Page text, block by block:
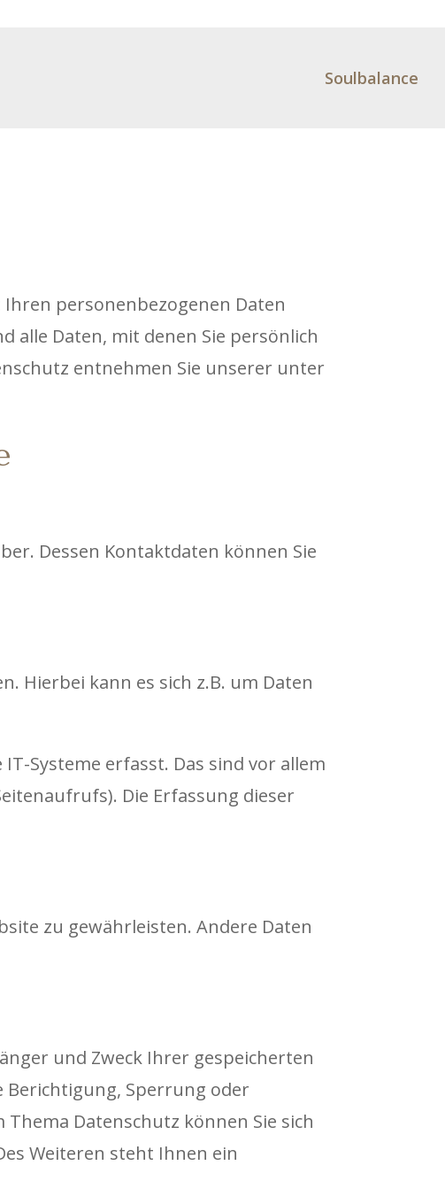
Soulbalance
personenbezogenen Daten
alle Daten, mit denen Sie persönlich
entnehmen Sie unserer unter
Dessen Kontaktdaten können Sie
Hierbei kann es sich z.B. um Daten
Systeme erfasst. Das sind vor allem
Die Erfassung dieser
zu gewährleisten. Andere Daten
und Zweck Ihrer gespeicherten
Berichtigung, Sperrung oder
Datenschutz können Sie sich
Weiteren steht Ihnen ein